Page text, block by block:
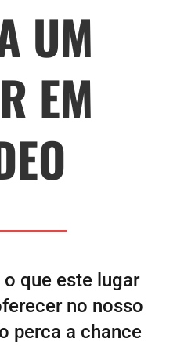
UM
EM
que este lugar
no nosso
perca a chance